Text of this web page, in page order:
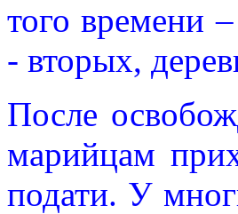
того времени
- вторых,
После
марийцам
подати. У